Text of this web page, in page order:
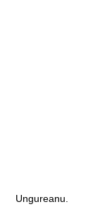
Ungureanu.